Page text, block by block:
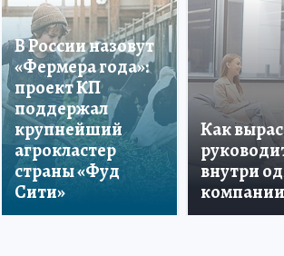
В России назовут
«Фермера года»:
проект КП
поддержал
крупнейший
агрокластер
страны «Фуд
Сити»
Как
внутри
компании